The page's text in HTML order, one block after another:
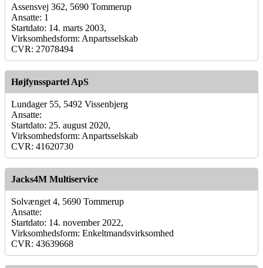
Assensvej 362, 5690 Tommerup
Ansatte: 1
Startdato: 14. marts 2003,
Virksomhedsform: Anpartsselskab
CVR: 27078494
Højfynsspartel ApS
Lundager 55, 5492 Vissenbjerg
Ansatte:
Startdato: 25. august 2020,
Virksomhedsform: Anpartsselskab
CVR: 41620730
Jacks4M Multiservice
Solvænget 4, 5690 Tommerup
Ansatte:
Startdato: 14. november 2022,
Virksomhedsform: Enkeltmandsvirksomhed
CVR: 43639668